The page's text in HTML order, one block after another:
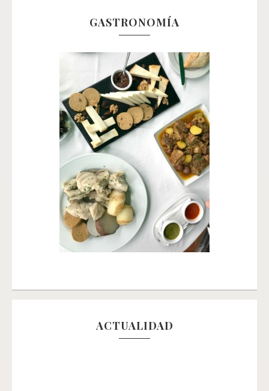
GASTRONOMÍA
ACTUALIDAD